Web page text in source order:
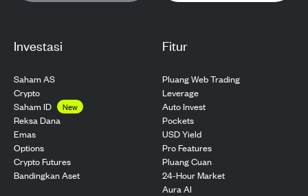
Investasi
Saham AS
Crypto
Saham ID
New
Reksa Dana
Emas
Options
Crypto Futures
Bandingkan Aset
Fitur
Pluang Web Trading
Leverage
Auto Invest
Pockets
USD Yield
Pro Features
Pluang Cuan
24-Hour Market
Aura AI